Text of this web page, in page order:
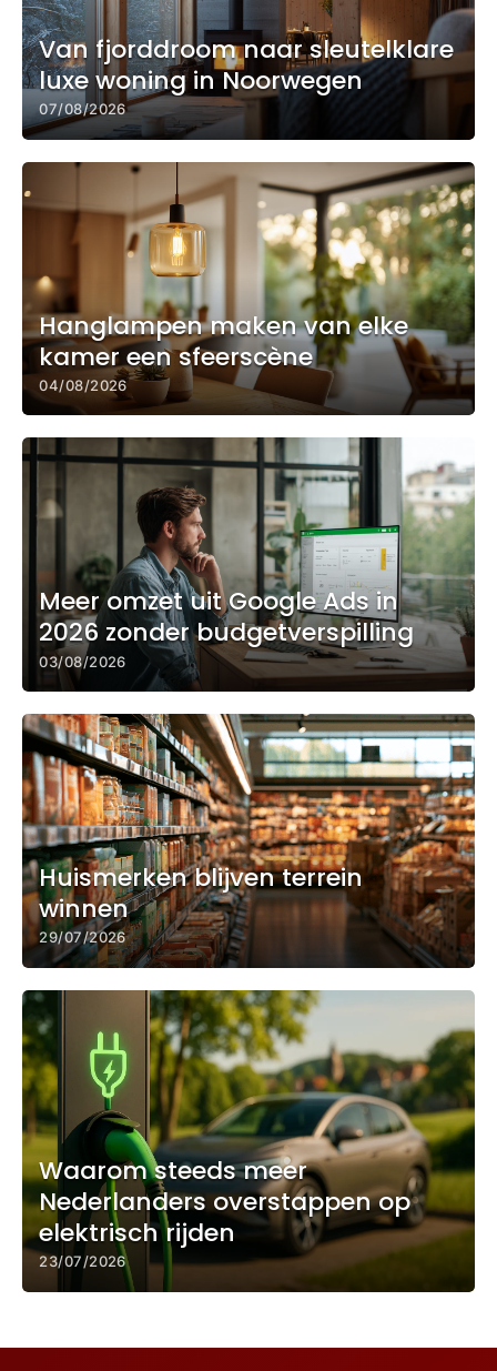
Van fjorddroom naar sleutelklare
luxe woning in Noorwegen
07/08/2026
Hanglampen maken van elke
kamer een sfeerscène
04/08/2026
Meer omzet uit Google Ads in
2026 zonder budgetverspilling
03/08/2026
Huismerken blijven terrein
winnen
29/07/2026
Waarom steeds meer
Nederlanders overstappen op
elektrisch rijden
23/07/2026